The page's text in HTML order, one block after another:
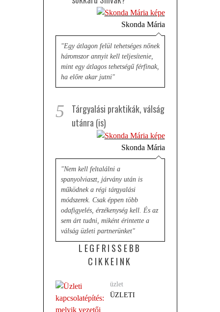
Skonda Mária
"Egy átlagon felül tehetséges nőnek
háromszor annyit kell teljesítenie,
mint egy átlagos tehetségű férfinak,
ha előre akar jutni"
5
Tárgyalási praktikák, válság
utánra (is)
Skonda Mária
"Nem kell feltalálni a
spanyolviaszt, járvány után is
működnek a régi tárgyalási
módszerek. Csak éppen több
odafigyelés, érzékenység kell. És az
sem árt tudni, miként érintette a
válság üzleti partnerünket"
LEGFRISSEBB
CIKKEINK
üzlet
ÜZLETI